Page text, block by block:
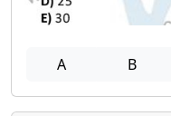
A B